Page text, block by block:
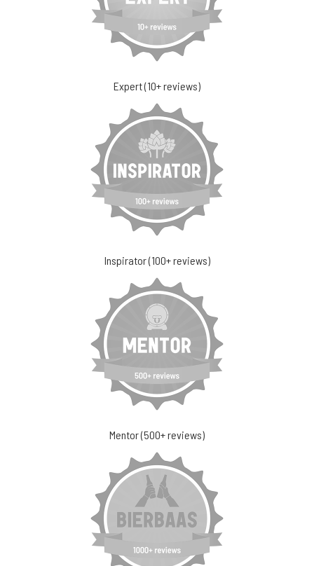
Expert (10+ reviews)
Inspirator (100+ reviews)
Mentor (500+ reviews)